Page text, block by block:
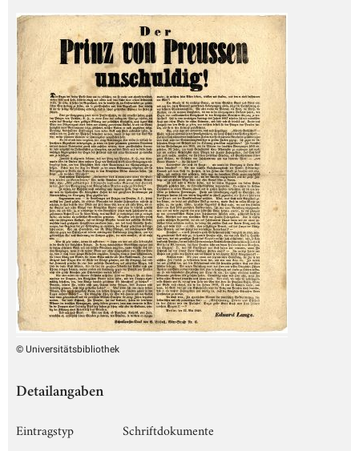
© Universitätsbibliothek
Detailangaben
Eintragstyp
Schriftdokumente